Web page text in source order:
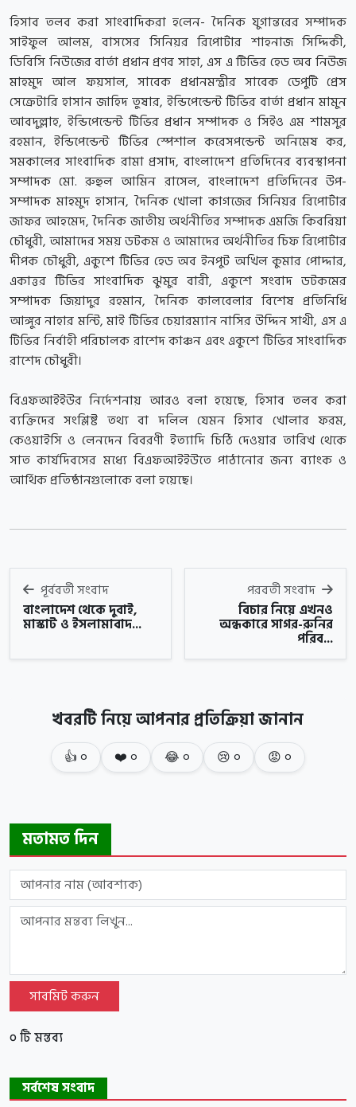
হিসাব তলব করা সাংবাদিকরা হ‌লেন- দৈনিক যুগান্তরের সম্পাদক
সাইফুল আলম, বাসসের সিনিয়র রিপোর্টার শাহনাজ সিদ্দিকী,
ডিবিসি নিউজের বার্তা প্রধান প্রণব সাহা, এস এ টিভির হেড অব নিউজ
মাহমুদ আল ফয়সাল, সাবেক প্রধানমন্ত্রীর সাবেক ডেপুটি প্রেস
সেক্রেটারি হাসান জাহিদ তুষার, ইন্ডিপেন্ডেন্ট টিভির বার্তা প্রধান মামুন
আবদুল্লাহ, ইন্ডিপেন্ডেন্ট টিভির প্রধান সম্পাদক ও সিইও এম শামসুর
রহমান, ইন্ডিপেন্ডেন্ট টিভির স্পেশাল করেসপন্ডেন্ট অনিমেষ কর,
সমকালের সাংবাদিক রামা প্রসাদ, বাংলাদেশ প্রতিদিনের ব্যবস্থাপনা
সম্পাদক মো. রুহুল আমিন রাসেল, বাংলাদেশ প্রতিদিনের উপ-
সম্পাদক মাহমুদ হাসান, দৈনিক খোলা কাগজের সিনিয়র রিপোর্টার
জাফর আহমেদ, দৈনিক জাতীয় অর্থনীতির সম্পাদক এমজি কিবরিয়া
চৌধুরী, আমাদের সময় ডটকম ও আমাদের অর্থনীতির চিফ রিপোর্টার
দীপক চৌধুরী, একুশে টিভির হেড অব ইনপুট অখিল কুমার পোদ্দার,
একাত্তর টিভির সাংবাদিক ঝুমুর বারী, একুশে সংবাদ ডটকমের
সম্পাদক জিয়াদুর রহমান, দৈনিক কালবেলার বিশেষ প্রতিনিধি
আঙ্গুর নাহার মন্টি, মাই টিভির চেয়ারম্যান নাসির উদ্দিন সাথী, এস এ
টিভির নির্বাহী পরিচালক রাশেদ কাঞ্চন এবং একুশে টিভির সাংবাদিক
রাশেদ চৌধুরী।
বিএফআইইউর নির্দেশনায় আরও বলা হয়েছে, হিসাব তলব করা
ব্যক্তিদের সংশ্লিষ্ট তথ্য বা দলিল যেমন হিসাব খোলার ফরম,
কেওয়াইসি ও লেনদেন বিবরণী ইত্যাদি চিঠি দেওয়ার তারিখ থেকে
সাত কার্যদিবসের মধ্যে বিএফআইইউতে পাঠানোর জন্য ব্যাংক ও
আর্থিক প্রতিষ্ঠানগুলোকে বলা হয়েছে।
পূর্ববর্তী সংবাদ
বাংলাদেশ থেকে দুবাই,
মাস্কাট ও ইসলামাবাদ...
পরবর্তী সংবাদ
বিচার নিয়ে এখনও
অন্ধকারে সাগর-রুনির
পরিব...
খবরটি নিয়ে আপনার প্রতিক্রিয়া জানান
👍০ ❤️০ 😂০ 😢০ 😡০
মতামত দিন
সাবমিট করুন
০ টি মন্তব্য
সর্বশেষ সংবাদ